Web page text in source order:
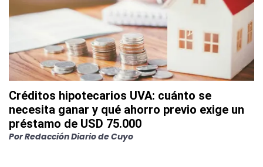
Créditos hipotecarios UVA: cuánto se
necesita ganar y qué ahorro previo exige un
préstamo de USD 75.000
PorRedacción Diario de Cuyo